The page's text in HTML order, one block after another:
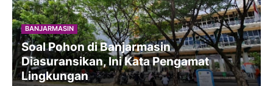
BANJARMASIN
Soal Pohon di Banjarmasin
Diasuransikan, Ini Kata Pengamat
Lingkungan